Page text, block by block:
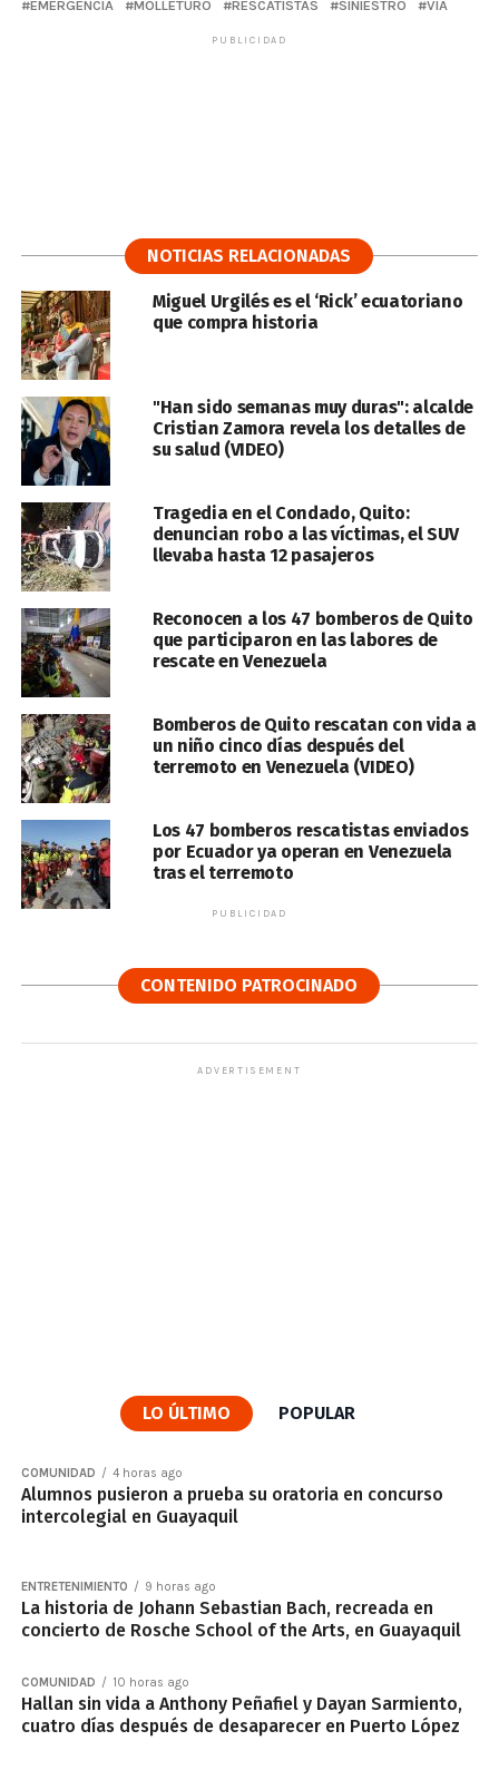
EMERGENCIA MOLLETURO RESCATISTAS SINIESTRO VÍA
PUBLICIDAD
NOTICIAS RELACIONADAS
Miguel Urgilés es el ‘Rick’ ecuatoriano
que compra historia
"Han sido semanas muy duras": alcalde
Cristian Zamora revela los detalles de
su salud (VIDEO)
Tragedia en el Condado, Quito:
denuncian robo a las víctimas, el SUV
llevaba hasta 12 pasajeros
Reconocen a los 47 bomberos de Quito
que participaron en las labores de
rescate en Venezuela
Bomberos de Quito rescatan con vida a
un niño cinco días después del
terremoto en Venezuela (VIDEO)
Los 47 bomberos rescatistas enviados
por Ecuador ya operan en Venezuela
tras el terremoto
PUBLICIDAD
CONTENIDO PATROCINADO
ADVERTISEMENT
LO ÚLTIMO POPULAR
COMUNIDAD 4 horas ago
Alumnos pusieron a prueba su oratoria en concurso
intercolegial en Guayaquil
ENTRETENIMIENTO 9 horas ago
La historia de Johann Sebastian Bach, recreada en
concierto de Rosche School of the Arts, en Guayaquil
COMUNIDAD 10 horas ago
Hallan sin vida a Anthony Peñafiel y Dayan Sarmiento,
cuatro días después de desaparecer en Puerto López